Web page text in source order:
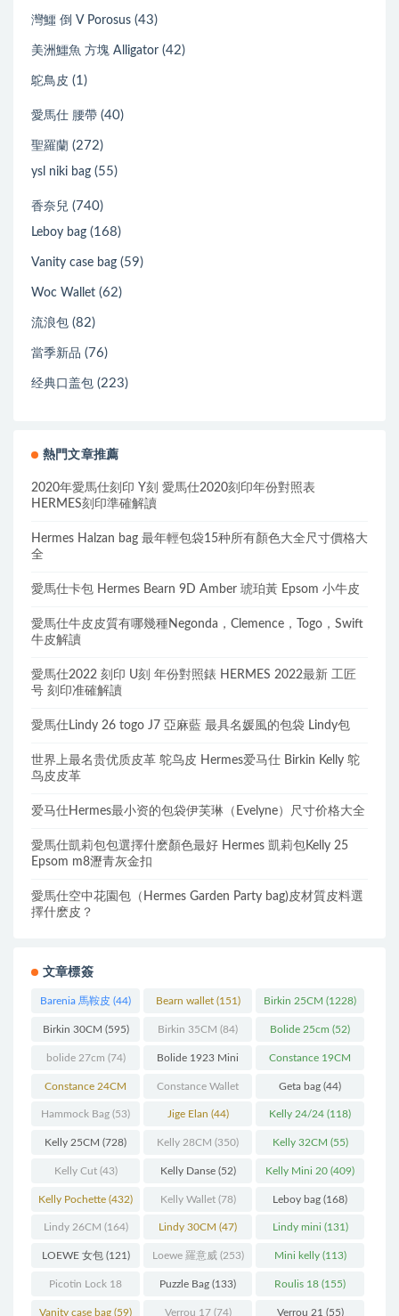
灣鱷 倒 V Porosus (43)
美洲鱷魚 方塊 Alligator (42)
鴕鳥皮 (1)
愛馬仕 腰帶 (40)
聖羅蘭 (272)
ysl niki bag (55)
香奈兒 (740)
Leboy bag (168)
Vanity case bag (59)
Woc Wallet (62)
流浪包 (82)
當季新品 (76)
经典口盖包 (223)
熱門文章推薦
2020年愛馬仕刻印 Y刻 愛馬仕2020刻印年份對照表
HERMES刻印準確解讀
Hermes Halzan bag 最年輕包袋15种所有顏色大全尺寸價格大
全
愛馬仕卡包 Hermes Bearn 9D Amber 琥珀黃 Epsom 小牛皮
愛馬仕牛皮皮質有哪幾種Negonda，Clemence，Togo，Swift
牛皮解讀
愛馬仕2022 刻印 U刻 年份對照錶 HERMES 2022最新 工匠
号 刻印准確解讀
愛馬仕Lindy 26 togo J7 亞麻藍 最具名媛風的包袋 Lindy包
世界上最名贵优质皮革 鸵鸟皮 Hermes爱马仕 Birkin Kelly 鸵
鸟皮皮革
爱马仕Hermes最小资的包袋伊芙琳（Evelyne）尺寸价格大全
愛馬仕凱莉包包選擇什麽顏色最好 Hermes 凱莉包Kelly 25
Epsom m8瀝青灰金扣
愛馬仕空中花園包（Hermes Garden Party bag)皮材質皮料選
擇什麽皮？
文章標簽
Barenia 馬鞍皮 (44) Bearn wallet(151) Birkin 25CM (1228)
Birkin 30CM (595) Birkin 35CM (84) Bolide 25cm (52)
bolide 27cm (74) Bolide 1923 Mini
(93)
Constance 19CM
(571)
Constance 24CM
(216)
Constance Wallet
(60)
Geta bag (44)
Hammock Bag (53) Jige Elan (44) Kelly 24/24 (118)
Kelly 25CM (728) Kelly 28CM (350) Kelly 32CM (55)
Kelly Cut(43) Kelly Danse(52) Kelly Mini 20 (409)
Kelly Pochette (432) Kelly Wallet(78) Leboy bag (168)
Lindy 26CM (164) Lindy 30CM (47) Lindy mini (131)
LOEWE 女包(121) Loewe 羅意威(253) Mini kelly(113)
Picotin Lock 18
(202)
Puzzle Bag (133) Roulis 18 (155)
Vanity case bag (59) Verrou 17(74) Verrou 21 (55)